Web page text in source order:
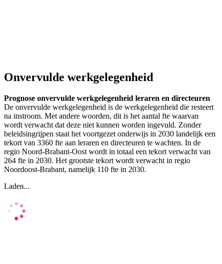
Onvervulde werkgelegenheid
Prognose onvervulde werkgelegenheid leraren en directeuren
De onvervulde werkgelegenheid is de werkgelegenheid die resteert
na instroom. Met andere woorden, dit is het aantal fte waarvan
wordt verwacht dat deze niet kunnen worden ingevuld. Zonder
beleidsingrijpen staat het voortgezet onderwijs in 2030 landelijk een
tekort van 3360 fte aan leraren en directeuren te wachten. In de
regio Noord-Brabant-Oost wordt in totaal een tekort verwacht van
264 fte in 2030. Het grootste tekort wordt verwacht in regio
Noordoost-Brabant, namelijk 110 fte in 2030.
Laden...